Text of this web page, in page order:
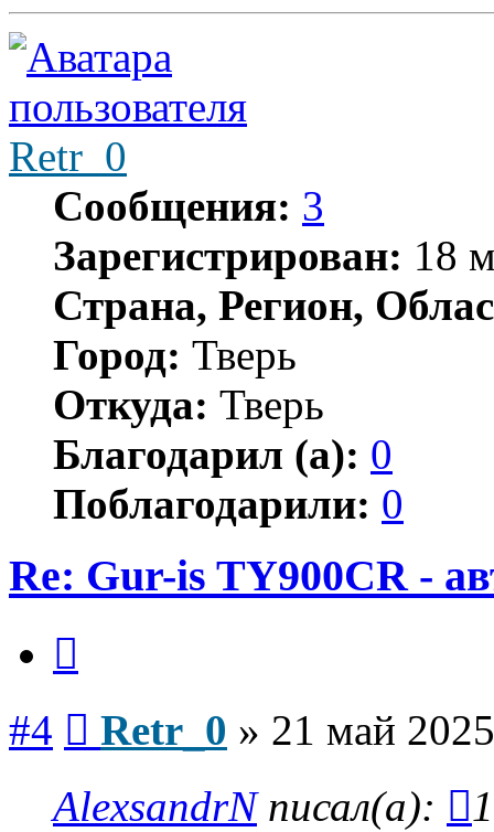
Retr_0
Сообщения: 3
Зарегистрирован: 18
Страна, Регион,
Город: Тверь
Откуда: Тверь
Благодарил (а): 0
Поблагодарили: 0
Re: Gur-is TY900CR -
#4 Retr_0 » 21 май
AlexsandrNписал(а):